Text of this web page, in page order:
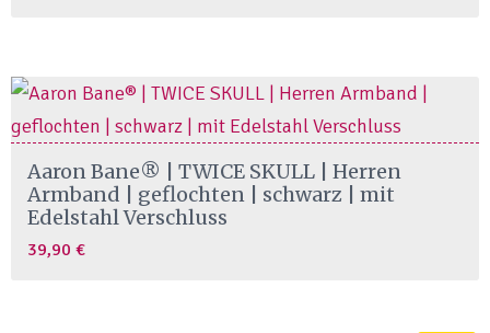
Aaron Bane® | TWICE SKULL | Herren
Armband | geflochten | schwarz | mit
Edelstahl Verschluss
39,90 €